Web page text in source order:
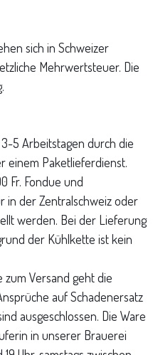
sich in Schweizer
Mehrwertsteuer. Die
5 Arbeitstagen durch die
einem Paketlieferdienst.
Fr. Fondue und
in der Zentralschweiz oder
werden. Bei der Lieferung
der Kühlkette ist kein
Versand geht die
auf Schadenersatz
ausgeschlossen. Die Ware
in unserer Brauerei